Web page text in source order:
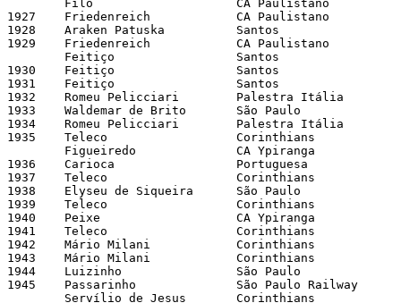
1927 	Friedenreich 		CA Paulistano 		13 	LAFB
1928 	Araken Patuska		Santos 			31 	APEA
1929 	Friedenreich 		CA Paulistano 		29 	LAFB
1930 	Feitiço 		Santos 			37 	APEA
1931 	Feitiço 		Santos 			39 	APEA
1932 	Romeu Pelicciari 	Palestra Itália 	18 	APEA
1933	Waldemar de Brito 	São Paulo 		21 	APEA
1934 	Romeu Pelicciari 	Palestra Itália 	13 	APEA
1935 	Teleco 			Corinthians 	 	 9 	LPFB
1936 	Carioca 		Portuguesa	 	19 	APEA
1937 	Teleco 			Corinthians 		24 	APEA
1938 	Elyseu de Siqueira 	São Paulo 		13 	LFESP
1939 	Teleco 			Corinthians 		32 	LFESP
1940 	Peixe 			CA Ypiranga 		21 	LFESP
1941 	Teleco 			Corinthians 		26 	FPF
1942 	Mário Milani 		Corinthians 		24 	FPF
1943 	Mário Milani 		Corinthians 		20 	FPF
1944 	Luizinho 		São Paulo 		22 	FPF
1945 	Passarinho 		São Paulo Railway 	17 	FPF